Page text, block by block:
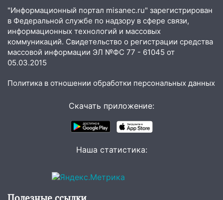
после ливня город снова уходит под
воду
12:12 Прокуратура взяла на контроль
ДТП с шестилетним ребёнком на улице
Федерации
12:01
Пьяная женщина сбила
Федерации: возбуждено уголовное дело
В Ульяновске ищут 37-летнего
мужчину, пропавшего ещё 19 июля
От мотофристайла до прогулки с
области 8–9 августа
10:11 Директора ульяновской
"Информационный портал misanec.ru" зарегистрирован
в Федеральной службе по надзору в сфере связи,
информационных технологий и массовых
коммуникаций. Свидетельство о регистрации средства
массовой информации ЭЛ №ФС 77 - 61045 от
05.03.2015
Политика в отношении обработки персональных данных
Скачать приложение:
Наша статистика: